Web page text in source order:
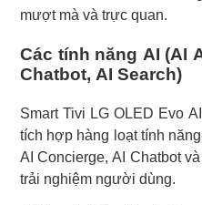
mượt mà và trực quan.
Các tính năng AI (AI
Chatbot, AI Search)
Smart Tivi LG OLED Evo
tích hợp hàng loạt tính
AI Concierge, AI Chatbot
trải nghiệm người dùng.